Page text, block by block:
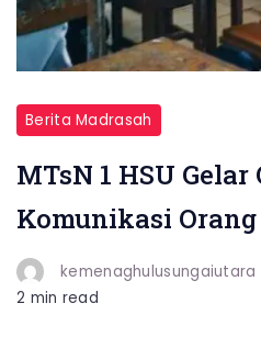
Berita Madrasah
MTsN 1 HSU Gelar
Komunikasi
kemenaghulusungaiutara
2 min read